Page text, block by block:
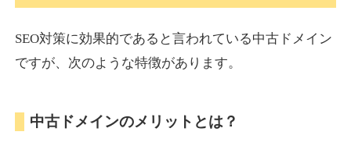
DA37 外部リンク数629 ドメイン年齢1年
10,800円 入札 0件
SEO対策に効果的であると言われている中古ドメイン
ですが、次のような特徴があります。
中古ドメインのメリットとは？